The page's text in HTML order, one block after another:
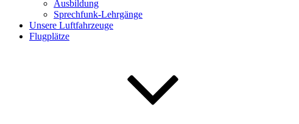
Ausbildung
Sprechfunk-Lehrgänge
Unsere Luftfahrzeuge
Flugplätze